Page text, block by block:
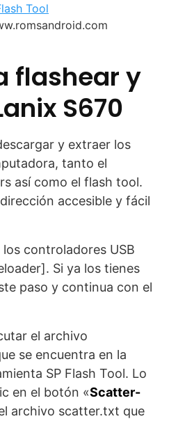
Tool
flashear y
S670
y extraer los
tanto el
así como el flash tool.
accesible y fácil
controladores USB
Si ya los tienes
paso y continua con el
el archivo
se encuentra en la
SP Flash Tool. Lo
en el botón «Scatter-
archivo scatter.txt que